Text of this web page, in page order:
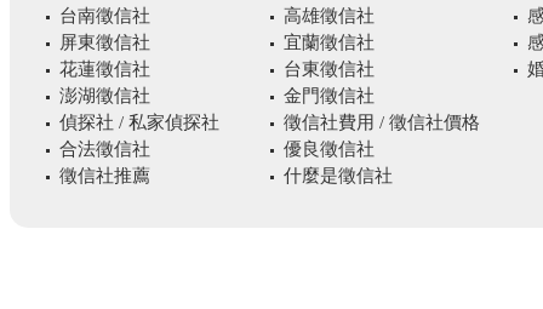
台南徵信社
高雄徵信社
屏東徵信社
宜蘭徵信社
花蓮徵信社
台東徵信社
澎湖徵信社
金門徵信社
偵探社 / 私家偵探社
徵信社費用 / 徵信社價格
合法徵信社
優良徵信社
徵信社推薦
什麼是徵信社